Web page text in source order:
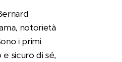
notorietà
i primi
sicuro di sé,